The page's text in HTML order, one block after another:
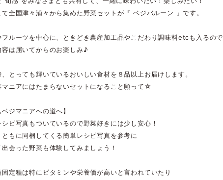
て全国津々浦々から集めた野菜セットが『 ベジバルーン 』です。
フルーツを中心に、ときどき農産加工品やこだわり調味料etcも入るので
容は届いてからのお楽しみ♪
、とっても輝いているおいしい食材を８品以上お届けします。
マニアにはたまらないセットになること願って☆
ベジマニアへの道へ】
シピ写真もついているので野菜好きには少し安心！
ともに同梱してくる簡単レシピ写真を参考に
出会った野菜も体験してみましょう！
固定種は特にビタミンや栄養価が高いと言われていたり